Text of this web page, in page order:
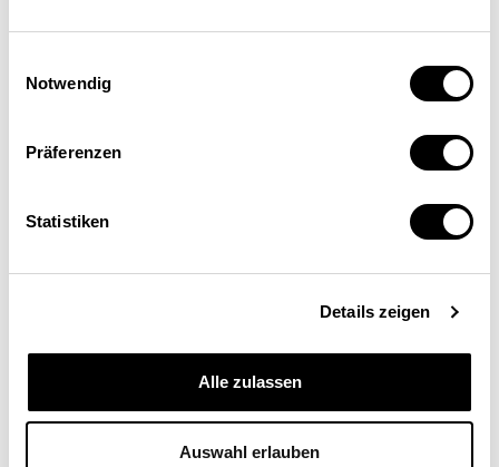
Notwendig
Präferenzen
Statistiken
Details zeigen
Alle zulassen
Auswahl erlauben
Armin Schmutzler
Professor für Volkswirtschaftslehre, Universität